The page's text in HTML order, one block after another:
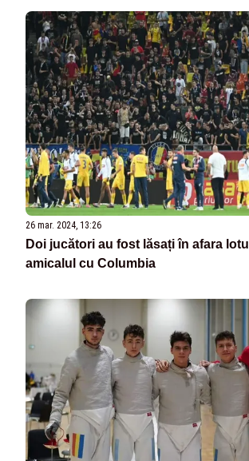
26 mar. 2024, 13:26
Doi jucători au fost lăsați în afara
amicalul cu Columbia